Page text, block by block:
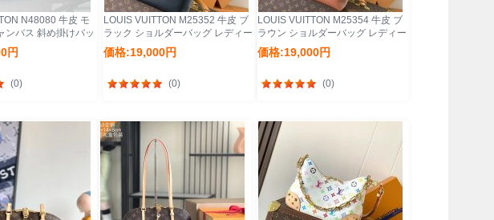
N48080 牛皮 モ
ンバス 斜め掛けバッ
斜め掛け
イズ:28x20x11cm
円
(0)
LOUIS VUITTON M25352 牛皮 ブ
ラック ショルダーバッグ レディー
スショルダー 28x24x16cm サイ
ズ:28x24x16cm
価格:19,000円
(0)
LOUIS VUITTON M25354 牛皮 ブ
ラウン ショルダーバッグ レディー
スショルダー 28x24x16cm サイ
ズ:28x24x16cm
価格:19,000円
(0)